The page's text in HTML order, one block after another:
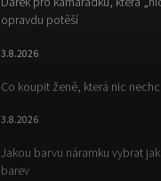
opravdu potěší
3.8.2026
Co koupit ženě, která nic
3.8.2026
Jakou barvu náramku vybrat
barev